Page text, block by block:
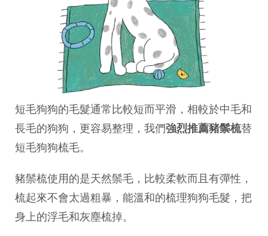
短毛狗狗的毛髮通常比較短而平滑，相較於中毛和
長毛的狗狗，更容易整理，我們強烈推薦豬鬃梳替
短毛狗狗梳毛。
豬鬃梳使用的是天然鬃毛，比較柔軟而且有彈性，
梳起來不會太過粗暴，能溫和的梳理狗狗毛髮，把
身上的浮毛和灰塵梳掉。